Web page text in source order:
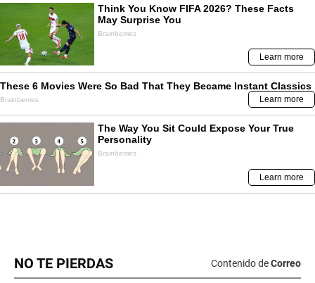
NO TE PIERDAS Contenido deCorreo